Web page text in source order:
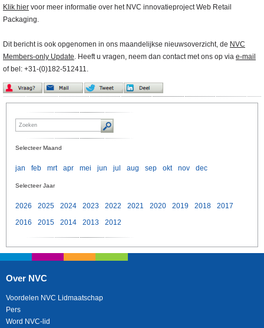
Klik hier voor meer informatie over het NVC innovatieproject Web Retail
Packaging.
Dit bericht is ook opgenomen in ons maandelijkse nieuwsoverzicht, de NVC
Members-only Update. Heeft u vragen, neem dan contact met ons op via e-mail
of bel: +31-(0)182-512411.
Selecteer Maand
jan feb mrt apr mei jun jul aug sep okt nov dec
Selecteer Jaar
2026 2025 2024 2023 2022 2021 2020 2019 2018
2017
2016
2015 2014 2013 2012
Over NVC
Voordelen NVC Lidmaatschap
Pers
Word NVC-lid